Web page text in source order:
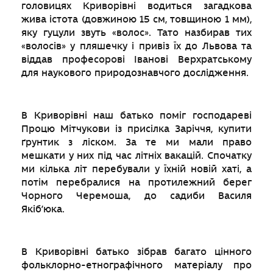
головицях Криворівні водиться загадкова
жива істота (довжиною 15 см, товщиною 1 мм),
яку гуцули звуть «волос». Тато назбирав тих
«волосів» у пляшечку і привіз їх до Львова та
віддав професорові Іванові Верхратському
для наукового природознавчого дослідження.
В Криворівні наш батько поміг господареві
Процю Мітчукови із присілка Заріччя, купити
ґрунтик з ліском. За те ми мали право
мешкати у них під час літніх вакацій. Спочатку
ми кілька літ перебували у їхній новій хаті, а
потім перебралися на протилежний берег
Чорного Черемоша, до садиби Василя
Якіб’юка.
В Криворівні батько зібрав багато цінного
фольклорно-етнографічного матеріалу про